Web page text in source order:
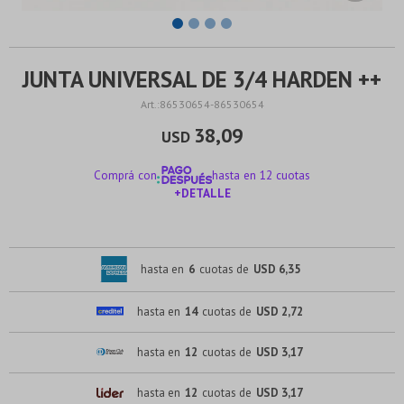
JUNTA UNIVERSAL DE 3/4 HARDEN ++
86530654-86530654
USD 38,09
Comprá con
hasta en 12 cuotas
+DETALLE
hasta en 6 cuotas de USD 6,35
hasta en 14 cuotas de USD 2,72
hasta en 12 cuotas de USD 3,17
hasta en 12 cuotas de USD 3,17